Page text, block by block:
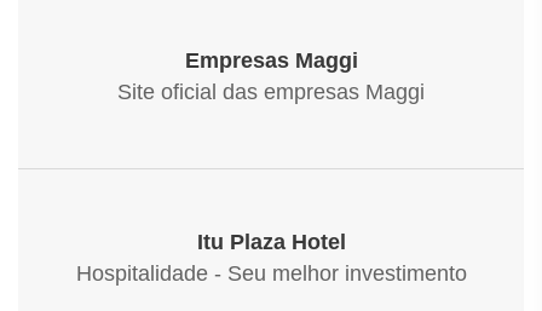
Empresas Maggi
Site oficial das empresas Maggi
Itu Plaza Hotel
Hospitalidade - Seu melhor investimento